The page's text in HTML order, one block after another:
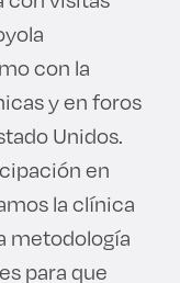
con la
y en foros
Unidos.
en
la clínica
metodología
para que